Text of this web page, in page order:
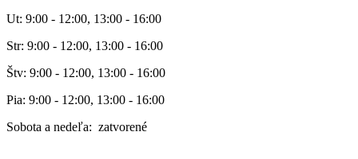
Ut: 9:00 - 12:00, 13:00 - 16:00
Str: 9:00 - 12:00, 13:00 - 16:00
Štv: 9:00 - 12:00, 13:00 - 16:00
Pia: 9:00 - 12:00, 13:00 - 16:00
Sobota a nedeľa: zatvorené